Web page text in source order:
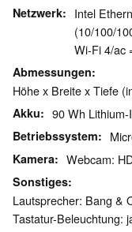
Netzwerk
Intel
(10/100/
Wi-Fi 4/ac
Abmessungen
Höhe x Breite x Tiefe
Akku 90 Wh
Betriebssystem
Kamera Webcam:
Sonstiges
Lautsprecher: Bang &
Tastatur-Beleuchtung: